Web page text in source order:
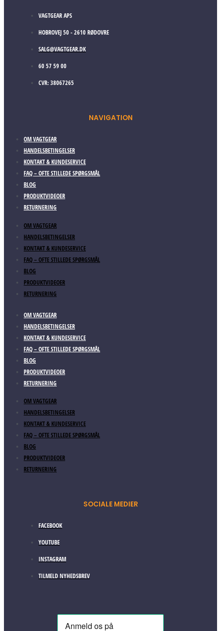
VAGTGEAR APS
HOBROVEJ 50 - 2610 RØDOVRE
SALG@VAGTGEAR.DK
60 57 59 00
CVR: 38067265
NAVIGATION
OM VAGTGEAR
HANDELSBETINGELSER
KONTAKT & KUNDESERVICE
FAQ – OFTE STILLEDE SPØRGSMÅL
BLOG
PRODUKTVIDEOER
RETURNERING
OM VAGTGEAR
HANDELSBETINGELSER
KONTAKT & KUNDESERVICE
FAQ – OFTE STILLEDE SPØRGSMÅL
BLOG
PRODUKTVIDEOER
RETURNERING
OM VAGTGEAR
HANDELSBETINGELSER
KONTAKT & KUNDESERVICE
FAQ – OFTE STILLEDE SPØRGSMÅL
BLOG
PRODUKTVIDEOER
RETURNERING
OM VAGTGEAR
HANDELSBETINGELSER
KONTAKT & KUNDESERVICE
FAQ – OFTE STILLEDE SPØRGSMÅL
BLOG
PRODUKTVIDEOER
RETURNERING
SOCIALE MEDIER
FACEBOOK
YOUTUBE
INSTAGRAM
TILMELD NYHEDSBREV